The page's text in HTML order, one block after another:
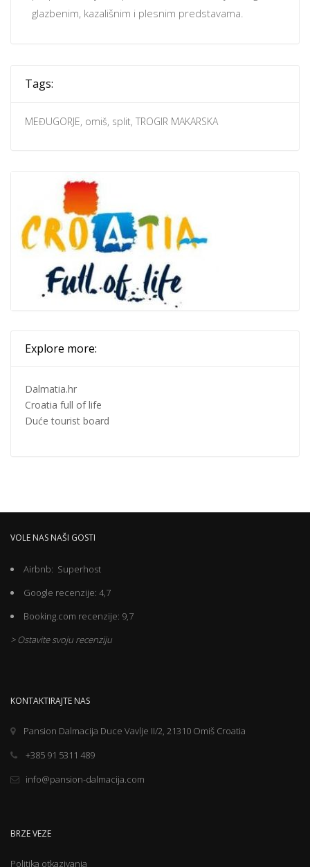
glazbenim, kazališnim i plesnim predstavama.
Tags:
MEĐUGORJE, omiš, split, TROGIR MAKARSKA
Explore more:
Dalmatia.hr
Croatia full of life
Duće tourist board
VOLE NAS NAŠI GOSTI
Airbnb: Superhost
Google recenzije: 4,7
Booking.com recenzije: 9,7
> Ostavite svoju recenziju
KONTAKTIRAJTE NAS
Pansion Dalmacija Duce Vavlje II/2, 21310 Omiš Croatia
+385 91 5311 489
info@pansion-dalmacija.com
BRZE VEZE
Politika otkazivanja